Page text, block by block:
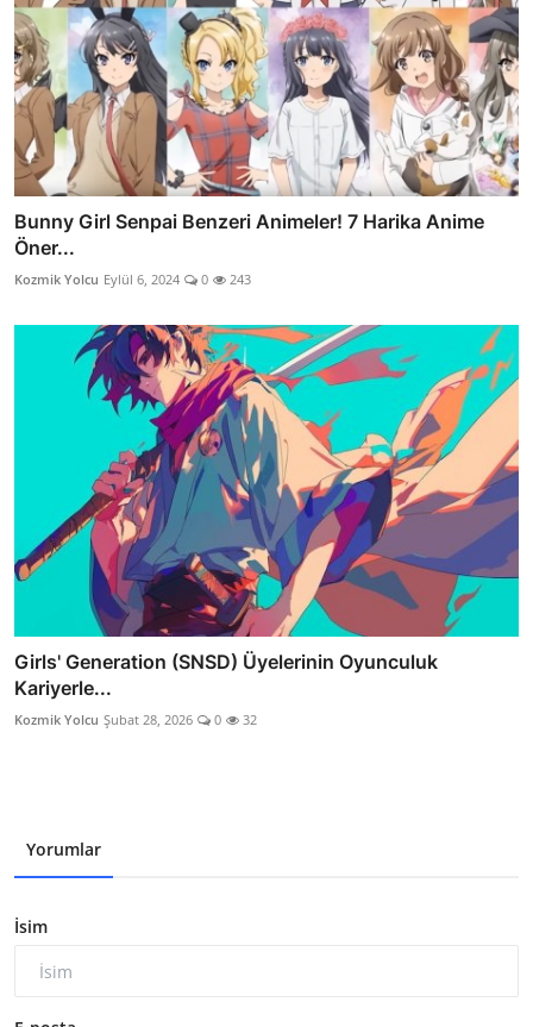
Bunny Girl Senpai Benzeri Animeler! 7 Harika Anime
Öner...
Kozmik Yolcu Eylül 6, 2024 0 243
Girls' Generation (SNSD) Üyelerinin Oyunculuk
Kariyerle...
Kozmik Yolcu Şubat 28, 2026 0 32
Yorumlar
İsim